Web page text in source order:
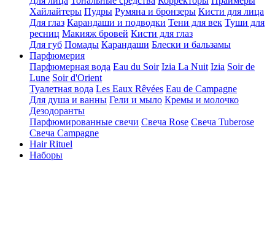
Хайлайтеры Пудры Румяна и бронзеры Кисти для лица
Для глаз Карандаши и подводки Тени для век Туши для
ресниц Макияж бровей Кисти для глаз
Для губ Помады Карандаши Блески и бальзамы
Парфюмерия
Парфюмерная вода Eau du Soir Izia La Nuit Izia Soir de
Lune Soir d'Orient
Туалетная вода Les Eaux Rêvées Eau de Campagne
Для душа и ванны Гели и мыло Кремы и молочко
Дезодоранты
Парфюмированные свечи Свеча Rose Свеча Tuberose
Свеча Campagne
Hair Rituel
Наборы